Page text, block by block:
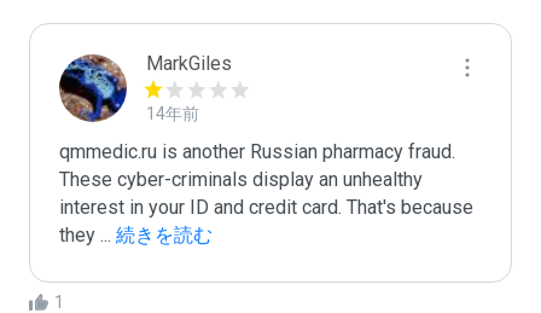
MarkGiles
14年前
qmmedic.ru is another Russian pharmacy fraud.
These cyber-criminals display an unhealthy
interest in your ID and credit card. That's because
they ... 続きを読む
1